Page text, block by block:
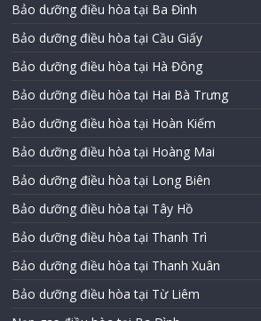
Bảo dưỡng điều hòa tại Ba Đình
Bảo dưỡng điều hòa tại Cầu Giấy
Bảo dưỡng điều hòa tại Hà Đông
Bảo dưỡng điều hòa tại Hai Bà Trưng
Bảo dưỡng điều hòa tại Hoàn Kiếm
Bảo dưỡng điều hòa tại Hoàng Mai
Bảo dưỡng điều hòa tại Long Biên
Bảo dưỡng điều hòa tại Tây Hồ
Bảo dưỡng điều hòa tại Thanh Trì
Bảo dưỡng điều hòa tại Thanh Xuân
Bảo dưỡng điều hòa tại Từ Liêm